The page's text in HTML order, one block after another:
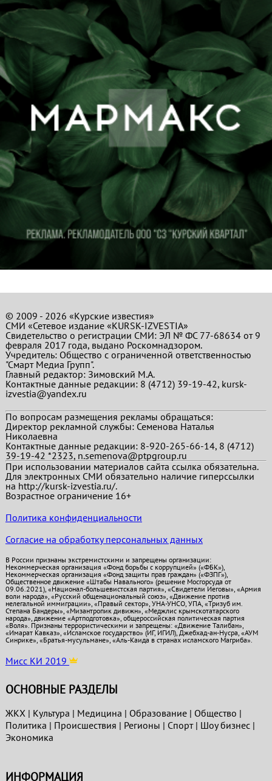
© 2009 - 2026 «Курские известия»
СМИ «Сетевое издание «KURSK-IZVESTIA»
Свидетельство о регистрации СМИ: ЭЛ № ФС 77-68634 от 9
февраля 2017 года, выдано Роскомнадзором.
Учредитель: Общество с ограниченной ответственностью
"Смарт Медиа Групп".
Главный редактор:Зимовский М.А.
Контактные данные редакции: 8 (4712) 39-19-42, kursk-
izvestia@yandex.ru
По вопросам размещения рекламы обращаться:
Директор рекламной службы: Семенова Наталья
Николаевна
Контактные данные редакции: 8-920-265-66-14, 8 (4712)
39-19-42 *2323, n.semenova@ptpgroup.ru
При использовании материалов сайта ссылка обязательна.
Для электронных СМИ обязательно наличие гиперссылки
на http://kursk-izvestia.ru/.
Возрастное ограничение 16+
Политика конфиденциальности
Согласие на обработку персональных данных
В России признаны экстремистскими и запрещены организации:
Некоммерческая организация «Фонд борьбы с коррупцией» («ФБК»),
Некоммерческая организация «Фонд защиты прав граждан» («ФЗПГ»),
Общественное движение «Штабы Навального» (решение Мосгорсуда от
09.06.2021), «Национал-большевистская партия», «Свидетели Иеговы», «Армия
воли народа», «Русский общенациональный союз», «Движение против
нелегальной иммиграции», «Правый сектор», УНА-УНСО, УПА, «Тризуб им.
Степана Бандеры», «Мизантропик дивижн», «Меджлис крымскотатарского
народа», движение «Артподготовка», общероссийская политическая партия
«Воля». Признаны террористическими и запрещены: «Движение Талибан»,
«Имарат Кавказ», «Исламское государство» (ИГ, ИГИЛ), Джебхад-ан-Нусра, «АУМ
Синрике», «Братья-мусульмане», «Аль-Каида в странах исламского Магриба».
Мисс КИ 2019
ОСНОВНЫЕ РАЗДЕЛЫ
ЖКХ| Культура | Медицина | Образование| Общество |
Политика | Проиcшествия | Регионы | Спорт| Шоу бизнес|
Экономика
ИНФОРМАЦИЯ